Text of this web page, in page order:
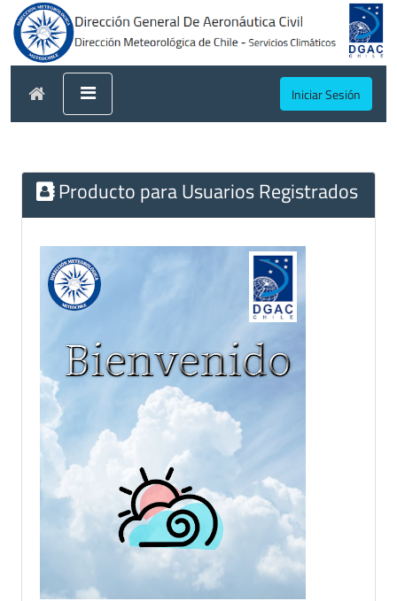
Iniciar Sesión
Producto para Usuarios Registrados